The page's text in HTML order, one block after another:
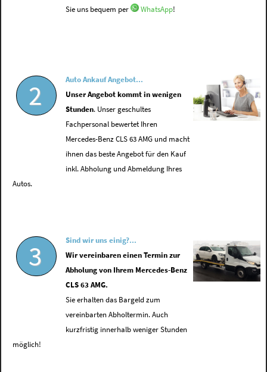
Sie uns bequem per
WhatsApp!
2
Auto Ankauf Angebot...
Unser Angebot kommt in wenigen
Stunden. Unser geschultes
Fachpersonal bewertet Ihren
Mercedes-Benz CLS 63 AMG und macht
ihnen das beste Angebot für den Kauf
inkl. Abholung und Abmeldung Ihres
Autos.
3
Sind wir uns einig?...
Wir vereinbaren einen Termin zur
Abholung von Ihrem Mercedes-Benz
CLS 63 AMG.
Sie erhalten das Bargeld zum
vereinbarten Abholtermin. Auch
kurzfristig innerhalb weniger Stunden
möglich!